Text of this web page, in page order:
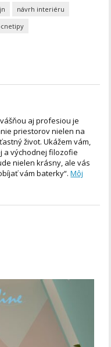
návrh interiéru
aj profesiou je
priestorov nielen na
život. Ukážem vám,
a východnej filozofie
nielen krásny, ale vás
vám baterky“.Môj